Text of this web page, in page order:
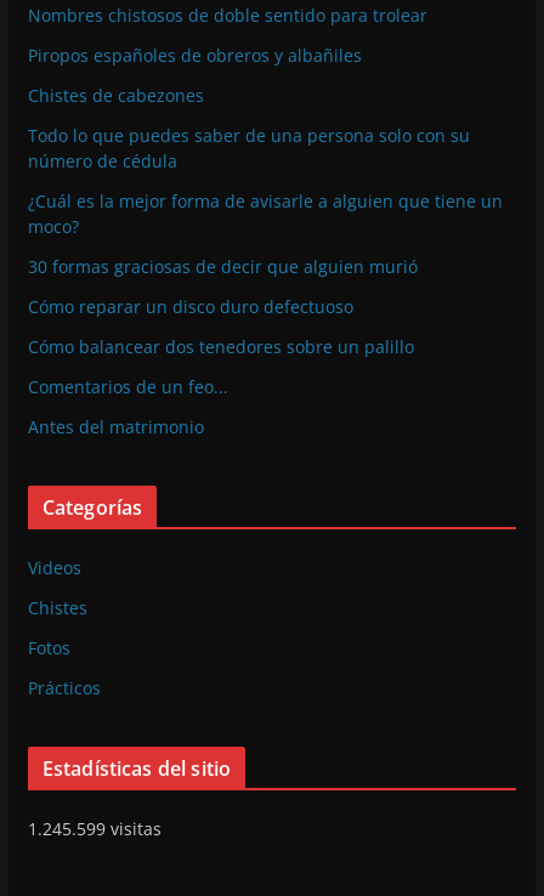
Nombres chistosos de doble sentido para trolear
Piropos españoles de obreros y albañiles
Chistes de cabezones
Todo lo que puedes saber de una persona solo con su
número de cédula
¿Cuál es la mejor forma de avisarle a alguien que tiene un
moco?
30 formas graciosas de decir que alguien murió
Cómo reparar un disco duro defectuoso
Cómo balancear dos tenedores sobre un palillo
Comentarios de un feo...
Antes del matrimonio
Categorías
Videos
Chistes
Fotos
Prácticos
Estadísticas del sitio
1.245.599 visitas